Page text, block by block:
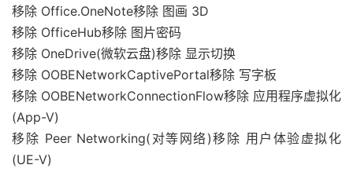
移除 Office.OneNote移除 图画 3D
移除 OfficeHub移除 图片密码
移除 OneDrive(微软云盘)移除 显示切换
移除 OOBENetworkCaptivePortal移除 写字板
移除 OOBENetworkConnectionFlow移除 应用程序虚拟化
(App-V)
移除 Peer Networking(对等网络)移除 用户体验虚拟化
(UE-V)